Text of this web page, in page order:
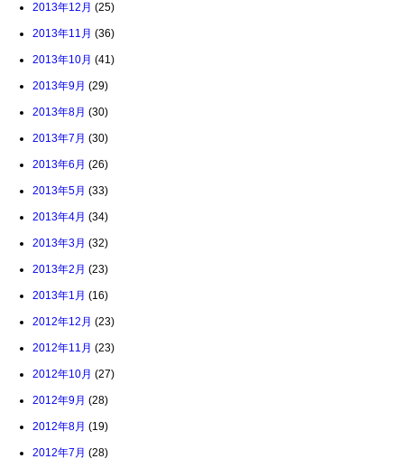
2013年12月 (25)
2013年11月 (36)
2013年10月 (41)
2013年9月 (29)
2013年8月 (30)
2013年7月 (30)
2013年6月 (26)
2013年5月 (33)
2013年4月 (34)
2013年3月 (32)
2013年2月 (23)
2013年1月 (16)
2012年12月 (23)
2012年11月 (23)
2012年10月 (27)
2012年9月 (28)
2012年8月 (19)
2012年7月 (28)